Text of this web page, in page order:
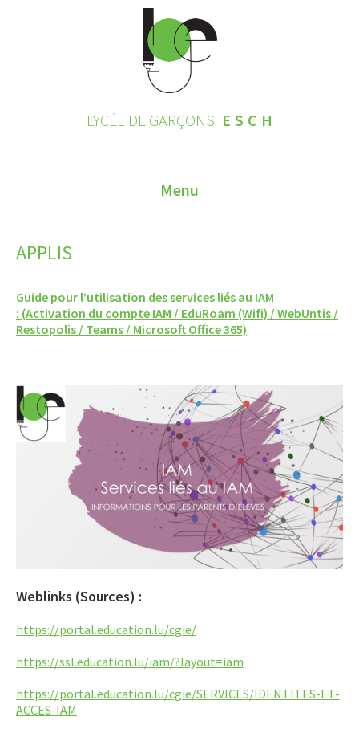
LYCÉE DE GARÇONS ESCH
Menu
CONTACT
INSCRIPTIONS 2026
LE LYCÉE
ACTUALITÉ
AGENDA
ACTIVITÉS
SERVICES
APPLIS
APPLIS
Guide pour l’utilisation des services liés au IAM
: (Activation du compte IAM / EduRoam (Wifi) / WebUntis /
Restopolis / Teams / Microsoft Office 365)
Weblinks (Sources) :
https://portal.education.lu/cgie/
https://ssl.education.lu/iam/?layout=iam
https://portal.education.lu/cgie/SERVICES/IDENTITES-ET-
ACCES-IAM